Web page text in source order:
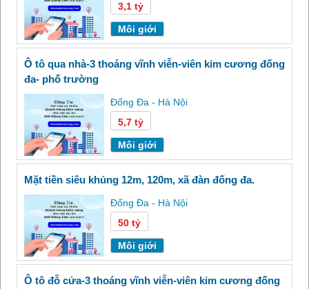
3,1 tỷ
Môi giới
ô tô qua nhà-3 thoáng vĩnh viễn-viên kim cương đống
đa- phố trường
Đống Đa - Hà Nội
5,7 tỷ
Môi giới
mặt tiền siêu khủng 12m, 120m, xã đàn đống đa.
Đống Đa - Hà Nội
50 tỷ
Môi giới
ô tô đỗ cửa-3 thoáng vĩnh viễn-viên kim cương đống